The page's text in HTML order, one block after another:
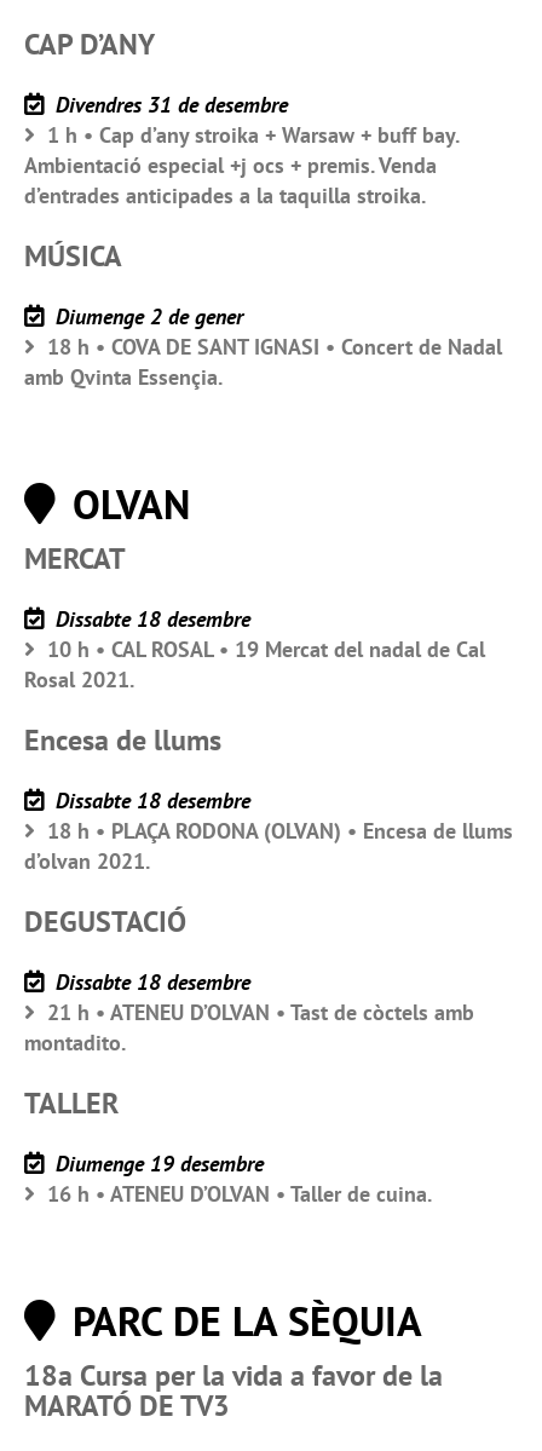
CAP D’ANY
Divendres 31 de desembre
1 h • Cap d’any stroika + Warsaw + buff bay.
Ambientació especial +j ocs + premis. Venda
d’entrades anticipades a la taquilla stroika.
MÚSICA
Diumenge 2 de gener
18 h • COVA DE SANT IGNASI • Concert de Nadal
amb Qvinta Essençia.
OLVAN
MERCAT
Dissabte 18 desembre
10 h • CAL ROSAL • 19 Mercat del nadal de Cal
Rosal 2021.
Encesa de llums
Dissabte 18 desembre
18 h • PLAÇA RODONA (OLVAN) • Encesa de llums
d’olvan 2021.
DEGUSTACIÓ
Dissabte 18 desembre
21 h • ATENEU D’OLVAN • Tast de còctels amb
montadito.
TALLER
Diumenge 19 desembre
16 h • ATENEU D’OLVAN • Taller de cuina.
PARC DE LA SÈQUIA
18a Cursa per la vida a favor de la
MARATÓ DE TV3